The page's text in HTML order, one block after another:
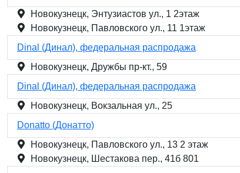
Новокузнецк, Энтузиастов ул., 1 2этаж
Новокузнецк, Павловского ул., 11 1этаж
Dinal (Динал), федеральная распродажа
Новокузнецк, Дружбы пр-кт., 59
Dinal (Динал), федеральная распродажа
Новокузнецк, Вокзальная ул., 25
Donatto (Донатто)
Новокузнецк, Павловского ул., 13 2 этаж
Новокузнецк, Шестакова пер., 41б 801